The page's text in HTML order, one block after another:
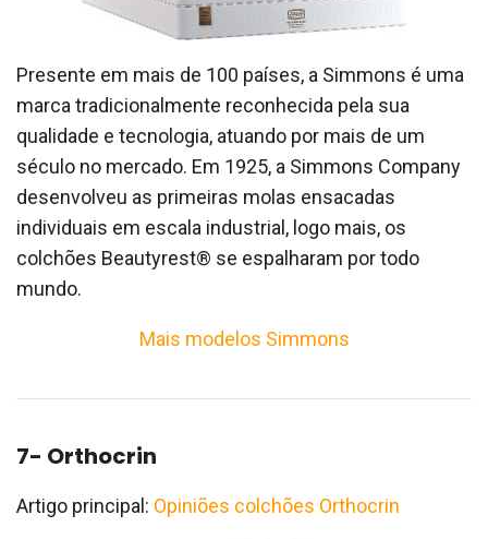
Presente em mais de 100 países, a Simmons é uma
marca tradicionalmente reconhecida pela sua
qualidade e tecnologia, atuando por mais de um
século no mercado. Em 1925, a Simmons Company
desenvolveu as primeiras molas ensacadas
individuais em escala industrial, logo mais, os
colchões Beautyrest® se espalharam por todo
mundo.
Mais modelos Simmons
7- Orthocrin
Artigo principal: Opiniões colchões Orthocrin